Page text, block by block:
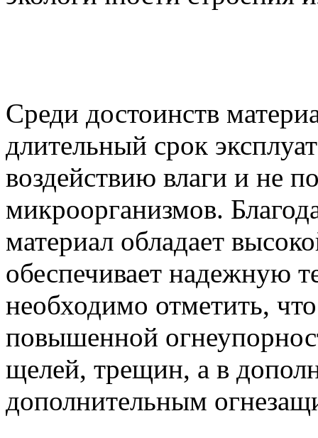
Среди достоинств
длительный срок
воздействию влаги и не
микроорганизмов.
материал обладает
обеспечивает надежную
необходимо отметить,
повышенной
щелей, трещин, а в
дополнительным